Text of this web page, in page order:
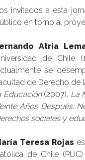
invitados a esta
en torno al
Atria
de Chile
se
de Derecho de
Educación(2007), La
Años Después:
sociales y
Teresa Rojas
de Chile